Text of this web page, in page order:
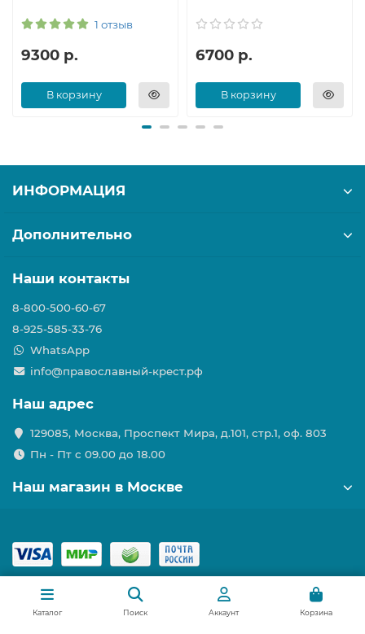
1 отзыв
9300 р.
В корзину
6700 р.
В корзину
ИНФОРМАЦИЯ
Дополнительно
Наши контакты
8-800-500-60-67
8-925-585-33-76
WhatsApp
info@православный-крест.рф
Наш адрес
129085, Москва, Проспект Мира, д.101, стр.1, оф. 803
Пн - Пт с 09.00 до 18.00
Наш магазин в Москве
Каталог Поиск Аккаунт Корзина